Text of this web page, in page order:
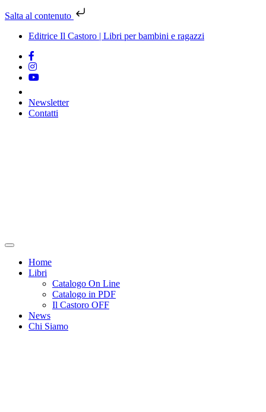
Salta al contenuto
Editrice Il Castoro | Libri per bambini e ragazzi
Newsletter
Contatti
Home
Libri
Catalogo On Line
Catalogo in PDF
Il Castoro OFF
News
Chi Siamo